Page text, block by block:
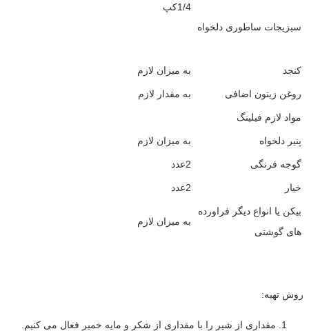
سبزیجات ساطوری دلخواه
1/4کپ
کنجد به میزان لازم
روغن زیتون اضافی به مقدار لازم
مواد لازم فیلینگ
پنیر دلخواه به میزان لازم
گوجه فرنگی 2عدد
خیار 2عدد
بیکن یا انواع دیگر فراورده
های گوشتی
به میزان لازم
روش تهیه:
مقداری از شیر را با مقداری از شکر و مایه خمیر فعال می کنیم.